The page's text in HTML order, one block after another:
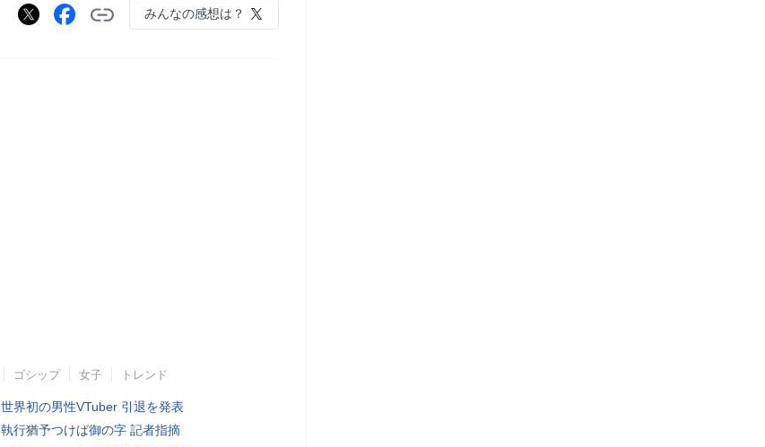
みんなの感想は？
ゴシップ 女子 トレンド
世界初の男性VTuber 引退を発表
執行猶予つけば御の字 記者指摘